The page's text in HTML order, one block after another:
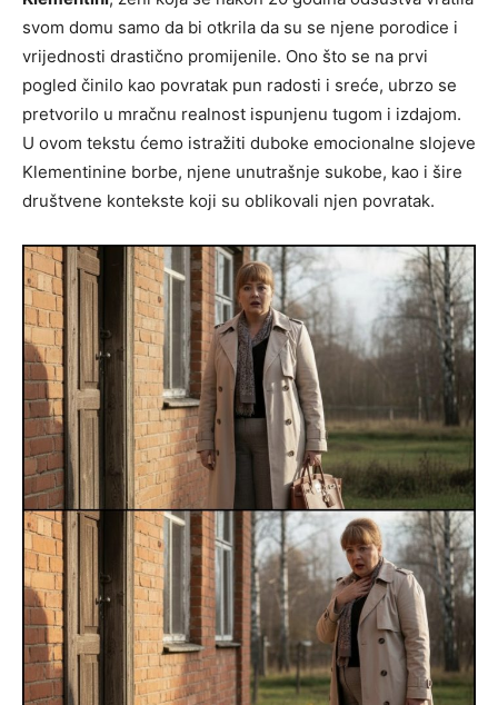
svom domu samo da bi otkrila da su se njene porodice i
vrijednosti drastično promijenile. Ono što se na prvi
pogled činilo kao povratak pun radosti i sreće, ubrzo se
pretvorilo u mračnu realnost ispunjenu tugom i izdajom.
U ovom tekstu ćemo istražiti duboke emocionalne slojeve
Klementinine borbe, njene unutrašnje sukobe, kao i šire
društvene kontekste koji su oblikovali njen povratak.